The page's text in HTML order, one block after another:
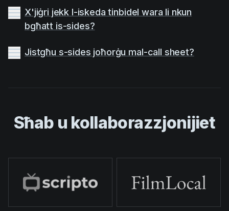
X'jiġri jekk l-iskeda tinbidel wara li nkun
bgħatt is-sides?
Jistgħu s-sides joħorġu mal-call sheet?
Sħab u kollaborazzjonijiet